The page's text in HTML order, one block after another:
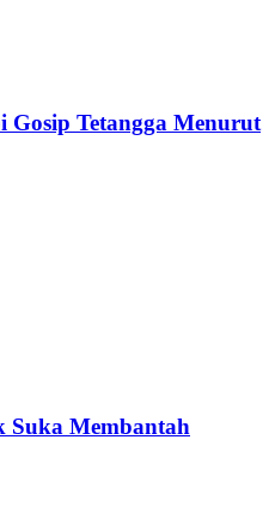
Gosip Tetangga Menurut
Suka Membantah